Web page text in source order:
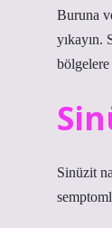
Buruna
yıkayın.
bölgelere
Sinüzit